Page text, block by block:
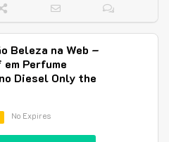
Beleza na Web –
Perfume
Diesel Only the
No Expires